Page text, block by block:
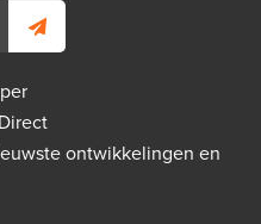
ontwikkelingen en